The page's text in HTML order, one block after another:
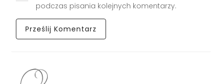
podczas pisania kolejnych komentarzy.